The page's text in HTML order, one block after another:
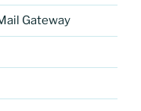
Gateway